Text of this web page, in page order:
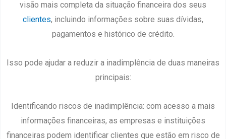
visão mais completa da situação financeira dos seus
clientes, incluindo informações sobre suas dívidas,
pagamentos e histórico de crédito.
Isso pode ajudar a reduzir a inadimplência de duas maneiras
principais:
Identificando riscos de inadimplência: com acesso a mais
informações financeiras, as empresas e instituições
financeiras podem identificar clientes que estão em risco de